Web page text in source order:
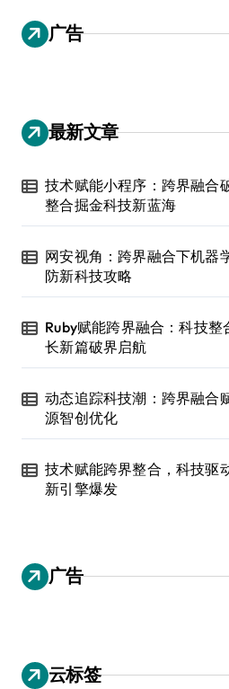
广告
最新文章
技术赋能小程序：跨界融合
整合掘金科技新蓝海
网安视角：跨界融合下机器
防新科技攻略
Ruby赋能跨界融合：科技整
长新篇破界启航
动态追踪科技潮：跨界融合
源智创优化
技术赋能跨界整合，科技驱
新引擎爆发
广告
云标签